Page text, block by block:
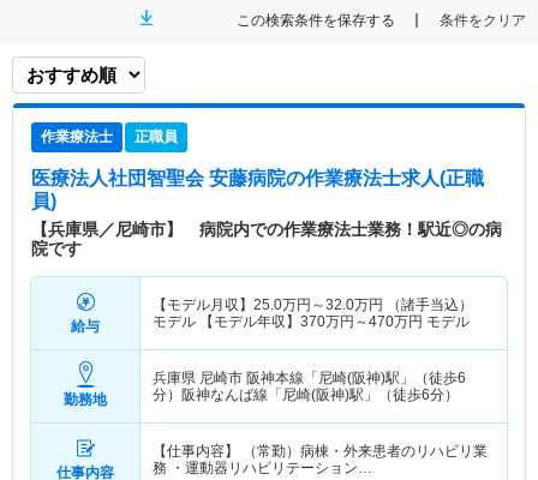
この検索条件を保存する 条件をクリア
作業療法士 正職員
医療法人社団智聖会 安藤病院の作業療法士求人(正職
員)
【兵庫県／尼崎市】 病院内での作業療法士業務！駅近◎の病
院です
給与
【モデル月収】 25.0万円～32.0万円 （諸手当込）
モデル 【モデル年収】 370万円～470万円 モデル
勤務地
兵庫県 尼崎市 阪神本線「尼崎(阪神)駅」（徒歩6
分）阪神なんば線「尼崎(阪神)駅」（徒歩6分）
仕事内容
【仕事内容】 （常勤）病棟・外来患者のリハビリ業
務 ・運動器リハビリテーション…